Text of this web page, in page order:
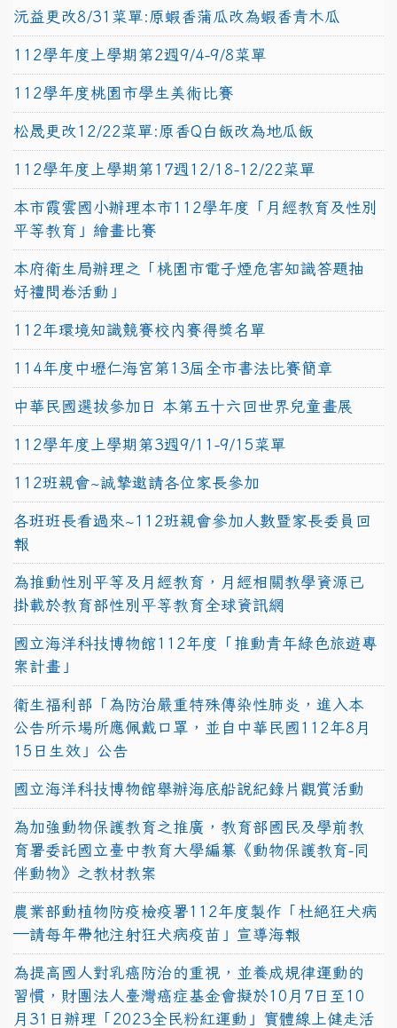
沅益更改8/31菜單:原蝦香蒲瓜改為蝦香青木瓜
112學年度上學期第2週9/4-9/8菜單
112學年度桃園市學生美術比賽
松晟更改12/22菜單:原香Q白飯改為地瓜飯
112學年度上學期第17週12/18-12/22菜單
本市霞雲國小辦理本市112學年度「月經教育及性別
平等教育」繪畫比賽
本府衛生局辦理之「桃園市電子煙危害知識答題抽
好禮問卷活動」
112年環境知識競賽校內賽得獎名單
114年度中壢仁海宮第13屆全市書法比賽簡章
中華民國選拔參加日 本第五十六回世界兒童畫展
112學年度上學期第3週9/11-9/15菜單
112班親會~誠摯邀請各位家長參加
各班班長看過來~112班親會參加人數暨家長委員回
報
為推動性別平等及月經教育，月經相關教學資源已
掛載於教育部性別平等教育全球資訊網
國立海洋科技博物館112年度「推動青年綠色旅遊專
案計畫」
衛生福利部「為防治嚴重特殊傳染性肺炎，進入本
公告所示場所應佩戴口罩，並自中華民國112年8月
15日生效」公告
國立海洋科技博物館舉辦海底船說紀錄片觀賞活動
為加強動物保護教育之推廣，教育部國民及學前教
育署委託國立臺中教育大學編纂《動物保護教育-同
伴動物》之教材教案
農業部動植物防疫檢疫署112年度製作「杜絕狂犬病
—請每年帶牠注射狂犬病疫苗」宣導海報
為提高國人對乳癌防治的重視，並養成規律運動的
習慣，財團法人臺灣癌症基金會擬於10月7日至10
月31日辦理「2023全民粉紅運動」實體線上健走活